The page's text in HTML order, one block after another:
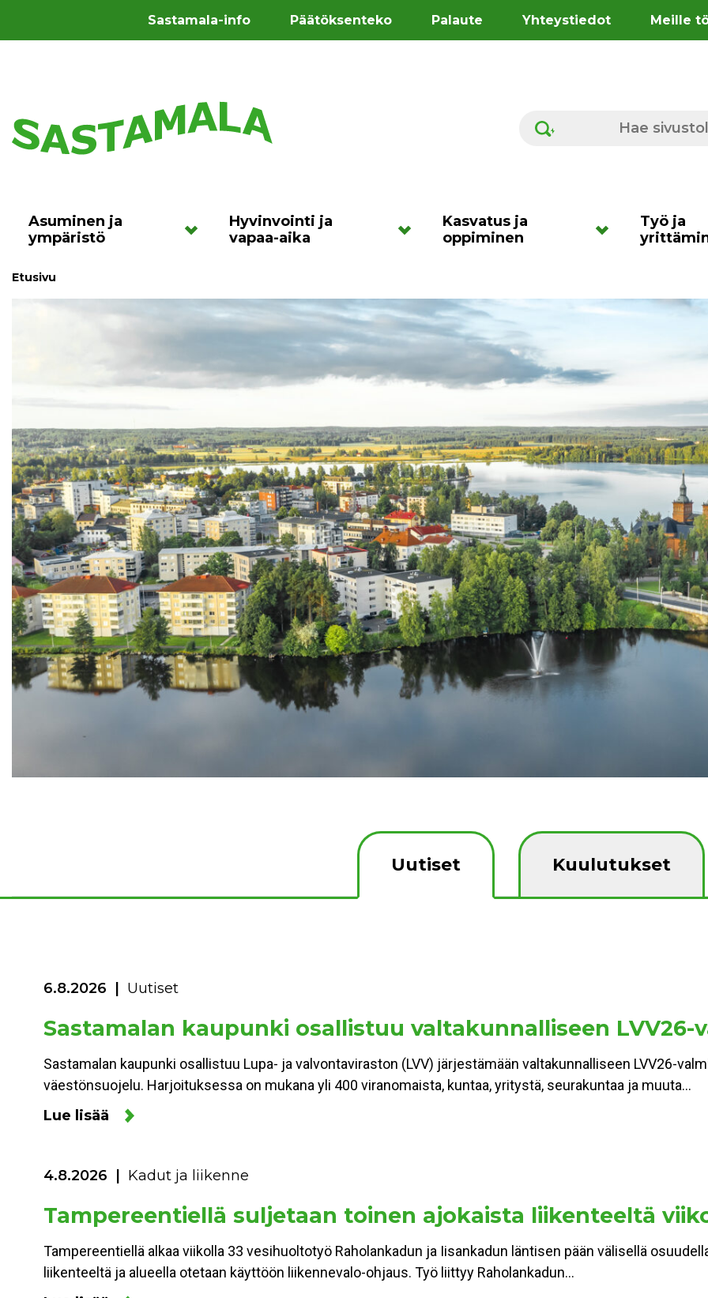
Sastamala-info Päätöksenteko Palaute Yhteystiedot Meille
Hae sivustolta
Asuminen ja
ympäristö
Hyvinvointi ja
vapaa-aika
Kasvatus ja
oppiminen
Työ ja
Etusivu
Uutiset Kuulutukset
6.8.2026 Uutiset
Sastamalan kaupunki osallistuu valtakunnalliseen LVV26-
Sastamalan kaupunki osallistuu Lupa- ja valvontaviraston (LVV) järjestämään valtakunnalliseen LVV26-
väestönsuojelu. Harjoituksessa on mukana yli 400 viranomaista, kuntaa, yritystä, seurakuntaa ja muuta…
Lue lisää
4.8.2026 Kadut ja liikenne
Tampereentiellä suljetaan toinen ajokaista liikenteeltä
Tampereentiellä alkaa viikolla 33 vesihuoltotyö Raholankadun ja Iisankadun läntisen pään välisellä
liikenteeltä ja alueella otetaan käyttöön liikennevalo-ohjaus. Työ liittyy Raholankadun…